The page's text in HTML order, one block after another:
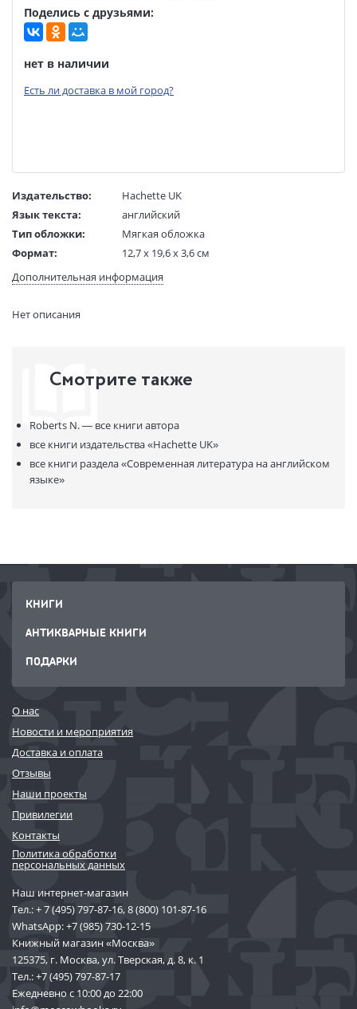
Поделись с друзьями:
нет в наличии
Есть ли доставка в мой город?
Издательство:
Hachette UK
Язык текста:
английский
Тип обложки:
Мягкая обложка
Формат:
12,7 x 19,6 x 3,6 см
Размеры в мм
(ДхШхВ):
196x127x36
Страниц:
9780349415031
Дополнительная информация
Нет описания
Смотрите также
Roberts N. — все книги автора
все книги издательства«Hachette UK»
все книги раздела«Современная литература на английском
языке»
КНИГИ
АНТИКВАРНЫЕ КНИГИ
ПОДАРКИ
О нас
Новости и мероприятия
Доставка и оплата
Отзывы
Наши проекты
Привилегии
Контакты
Политика обработки
персональных данных
Наш интернет-магазин
Тел.:+ 7 (495) 797-87-16,8 (800) 101-87-16
WhatsApp:+7 (985) 730-12-15
Книжный магазин «Москва»
125375, г. Москва, ул. Тверская, д. 8, к. 1
Тел.:+7 (495) 797-87-17
Ежедневно с 10:00 до 22:00